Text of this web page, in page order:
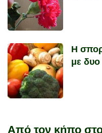
Η
με
Από τον κήπο